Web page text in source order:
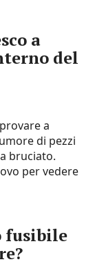
a
del
a
di pezzi
bruciato.
per vedere
fusibile